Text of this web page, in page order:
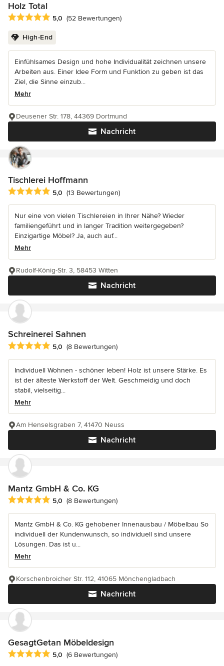
Holz Total
Durchschnittliche Bewertung: 5 von 5 Sternen
5,0 (52 Bewertungen)
High-End
Einfühlsames Design und hohe Individualität zeichnen unsere
Arbeiten aus. Einer Idee Form und Funktion zu geben ist das
Ziel, die Sinne einzub...
Mehr
Nachricht
Deusener Str. 178, 44369 Dortmund
Tischlerei Hoffmann
Durchschnittliche Bewertung: 5 von 5 Sternen
5,0 (13 Bewertungen)
Nur eine von vielen Tischlereien in Ihrer Nähe? Wieder
familiengeführt und in langer Tradition weitergegeben?
Einzigartige Möbel? Ja, auch auf...
Mehr
Nachricht
Rudolf-König-Str. 3, 58453 Witten
Schreinerei Sahnen
Durchschnittliche Bewertung: 5 von 5 Sternen
5,0 (8 Bewertungen)
Individuell Wohnen - schöner leben! Holz ist unsere Stärke. Es
ist der älteste Werkstoff der Welt. Geschmeidig und doch
stabil, vielseitig...
Mehr
Nachricht
Am Henselsgraben 7, 41470 Neuss
Mantz GmbH & Co. KG
Durchschnittliche Bewertung: 5 von 5 Sternen
5,0 (8 Bewertungen)
Mantz GmbH & Co. KG gehobener Innenausbau / Möbelbau So
individuell der Kundenwunsch, so individuell sind unsere
Lösungen. Das ist u...
Mehr
Nachricht
Korschenbroicher Str. 112, 41065 Mönchengladbach
GesagtGetan Möbeldesign
Durchschnittliche Bewertung: 5 von 5 Sternen
5,0 (6 Bewertungen)